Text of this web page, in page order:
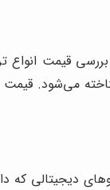
قیمت انواع
می‌شود.
دیجیتالی